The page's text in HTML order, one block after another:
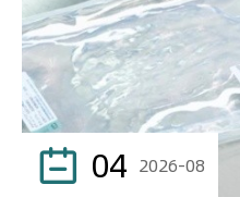
 04 2026-08